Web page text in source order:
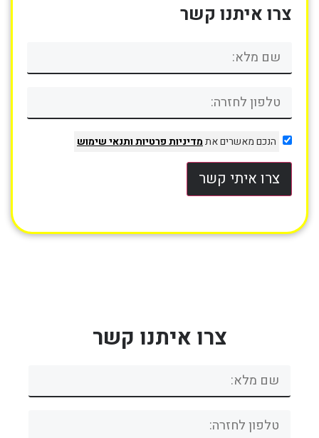
צרו איתנו קשר
הנכם מאשרים אתמדיניות פרטיותותנאי שימוש
צרו איתי קשר
צרו איתנו קשר